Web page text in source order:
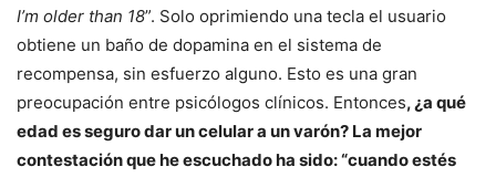
I’m older than 18”. Solo oprimiendo una tecla el usuario
obtiene un baño de dopamina en el sistema de
recompensa, sin esfuerzo alguno. Esto es una gran
preocupación entre psicólogos clínicos. Entonces, ¿a qué
edad es seguro dar un celular a un varón? La mejor
contestación que he escuchado ha sido: “cuando estés